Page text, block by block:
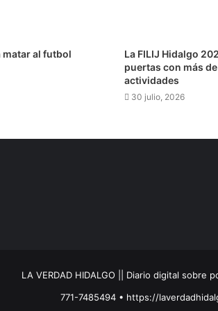
en obra pública para San Bartolo
matar al futbol
​​La FILIJ Hidalgo
puertas con más
actividades
30 julio, 2026
LA VERDAD HIDALGO || Diario digital sobre
771-7485494 • https://